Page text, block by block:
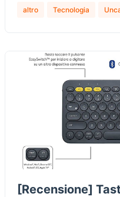
altro Tecnologia
[Recensione]